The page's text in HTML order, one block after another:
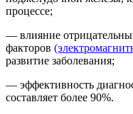
процессе;
— влияние
факторов
развитие заболевания;
— эффективность
составляет более 90%.